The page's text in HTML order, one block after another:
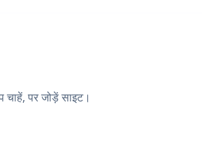
पर जोड़ें साइट।